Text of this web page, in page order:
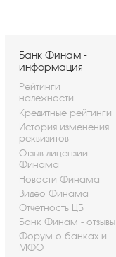
Банк Финам -
информация
Рейтинги
надежности
Кредитные рейтинги
История изменения
реквизитов
Отзыв лицензии
Финама
Новости Финама
Видео Финама
Отчетность ЦБ
Банк Финам - отзывы
Форум о банках и
МФО